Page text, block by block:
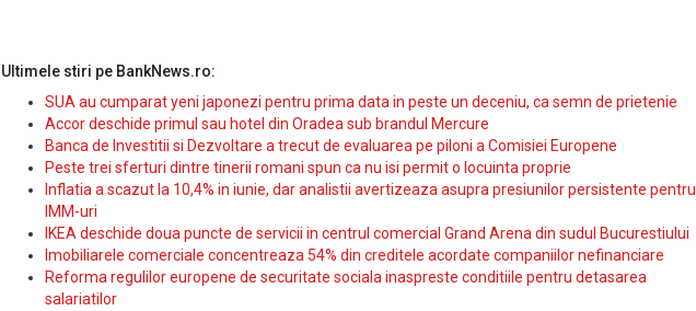
Ultimele stiri pe BankNews.ro:
SUA au cumparat yeni japonezi pentru prima data in peste un deceniu, ca semn de prietenie
Accor deschide primul sau hotel din Oradea sub brandul Mercure
Banca de Investitii si Dezvoltare a trecut de evaluarea pe piloni a Comisiei Europene
Peste trei sferturi dintre tinerii romani spun ca nu isi permit o locuinta proprie
Inflatia a scazut la 10,4% in iunie, dar analistii avertizeaza asupra presiunilor persistente pentru
IMM-uri
IKEA deschide doua puncte de servicii in centrul comercial Grand Arena din sudul Bucurestiului
Imobiliarele comerciale concentreaza 54% din creditele acordate companiilor nefinanciare
Reforma regulilor europene de securitate sociala inaspreste conditiile pentru detasarea
salariatilor